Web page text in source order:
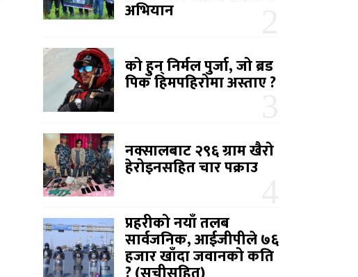
अभियान
को हुन् निर्मल पुर्जा, जो ब्रड
पिक हिमपहिरोमा अस्ताए ?
नक्सालबाट २९६ ग्राम खैरो
हेरोइनसहित चार पक्राउ
प्रहरीको नयाँ तलब
सार्वजनिक, आईजीपीले ७६
हजार खाँदा जवानको कति